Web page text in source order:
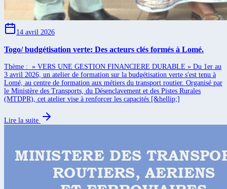
14 avril 2026
Togo/ budgétisation verte: Des acteurs clés formés à Lomé.
Thème : » VERS UNE GESTION FINANCIERE DURABLE » Du 1er au
3 avril 2026, un atelier de formation sur la budgétisation verte s'est tenu à
Lomé, au centre de formation aux métiers du transport routier. Organisé par
le Ministère des Transports, du Désenclavement et des Pistes Rurales
(MTDPR), cet atelier vise à renforcer les capacités [&hellip;]
Lire la suite